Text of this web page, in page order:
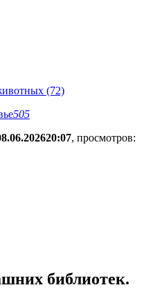
(72)
505
20:07, просмотров:
библиотек.